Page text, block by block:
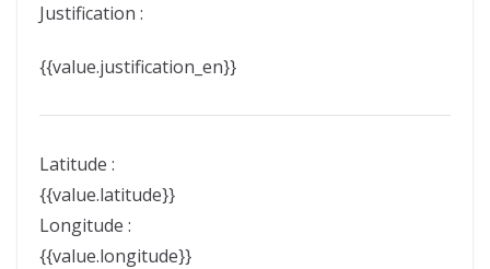
Justification :
{{value.justification_en}}
Latitude :
{{value.latitude}}
Longitude :
{{value.longitude}}